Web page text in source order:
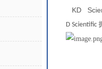
KD
D Scientific